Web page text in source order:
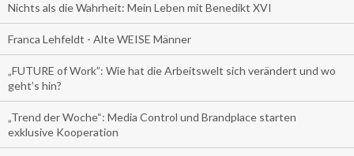
Nichts als die Wahrheit: Mein Leben mit Benedikt XVI
Franca Lehfeldt - Alte WEISE Männer
„FUTURE of Work”: Wie hat die Arbeitswelt sich verändert und wo
geht’s hin?
„Trend der Woche“: Media Control und Brandplace starten
exklusive Kooperation